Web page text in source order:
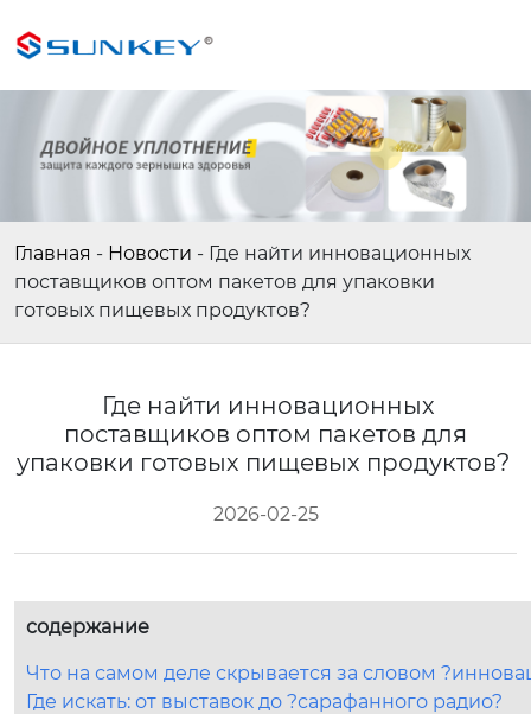
Главная - Новости - Где найти инновационных
поставщиков оптом пакетов для упаковки
готовых пищевых продуктов?
Где найти инновационных
поставщиков оптом пакетов для
упаковки готовых пищевых продуктов?
2026-02-25
содержание
Что на самом деле скрывается за словом
Где искать: от выставок до ?сарафанного радио?